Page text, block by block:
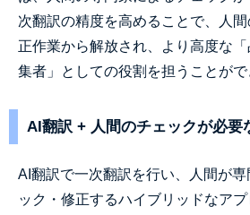
次翻訳の精度を高めることで、人
正作業から解放され、より高度な
集者」としての役割を担うことがで
AI翻訳 + 人間のチェックが必要
AI翻訳で一次翻訳を行い、人間が
ック・修正するハイブリッドなア